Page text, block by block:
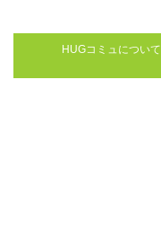
HUGコミュについて